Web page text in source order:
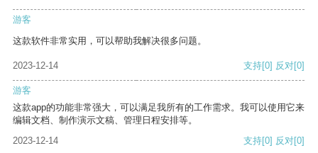
游客
这款软件非常实用，可以帮助我解决很多问题。
2023-12-14 支持[0] 反对[0]
游客
这款app的功能非常强大，可以满足我所有的工作需求。我可以使用它来
编辑文档、制作演示文稿、管理日程安排等。
2023-12-14
支持[0] 反对[0]